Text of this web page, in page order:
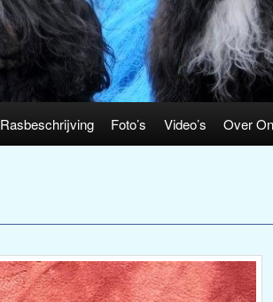
Rasbeschrijving Foto’s Video’s Over